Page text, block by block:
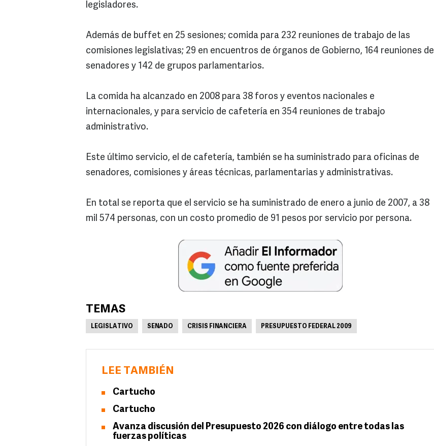
legisladores.
Además de buffet en 25 sesiones; comida para 232 reuniones de trabajo de las
comisiones legislativas; 29 en encuentros de órganos de Gobierno, 164 reuniones de
senadores y 142 de grupos parlamentarios.
La comida ha alcanzado en 2008 para 38 foros y eventos nacionales e
internacionales, y para servicio de cafetería en 354 reuniones de trabajo
administrativo.
Este último servicio, el de cafetería, también se ha suministrado para oficinas de
senadores, comisiones y áreas técnicas, parlamentarias y administrativas.
En total se reporta que el servicio se ha suministrado de enero a junio de 2007, a 38
mil 574 personas, con un costo promedio de 91 pesos por servicio por persona.
TEMAS
LEGISLATIVO SENADO CRISIS FINANCIERA PRESUPUESTO FEDERAL 2009
LEE TAMBIÉN
Cartucho
Cartucho
Avanza discusión del Presupuesto 2026 con diálogo entre todas las
fuerzas políticas